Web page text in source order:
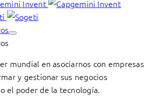
mundial en asociarnos con empresas
y gestionar sus negocios
el poder de la tecnología.